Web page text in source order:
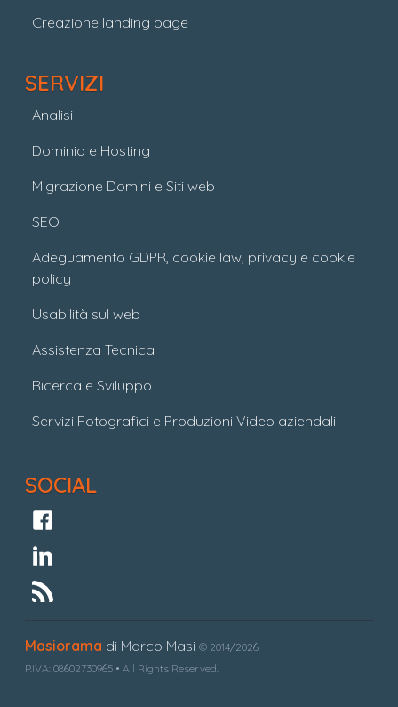
Creazione landing page
SERVIZI
Analisi
Dominio e Hosting
Migrazione Domini e Siti web
SEO
Adeguamento GDPR, cookie law, privacy e cookie
policy
Usabilità sul web
Assistenza Tecnica
Ricerca e Sviluppo
Servizi Fotografici e Produzioni Video aziendali
SOCIAL
Masiorama di Marco Masi © 2014/2026
P.IVA: 08602730965 • All Rights Reserved.